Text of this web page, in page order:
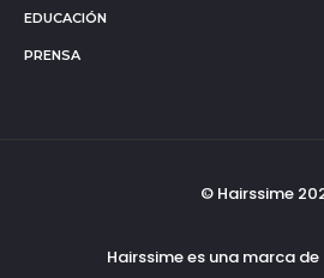
EDUCACIÓN
PRENSA
© Hairssime
Hairssime es una marca de